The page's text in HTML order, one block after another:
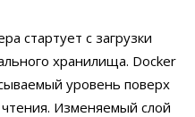
стартует с загрузки
хранилища. Docker
уровень поверх
Изменяемый слой